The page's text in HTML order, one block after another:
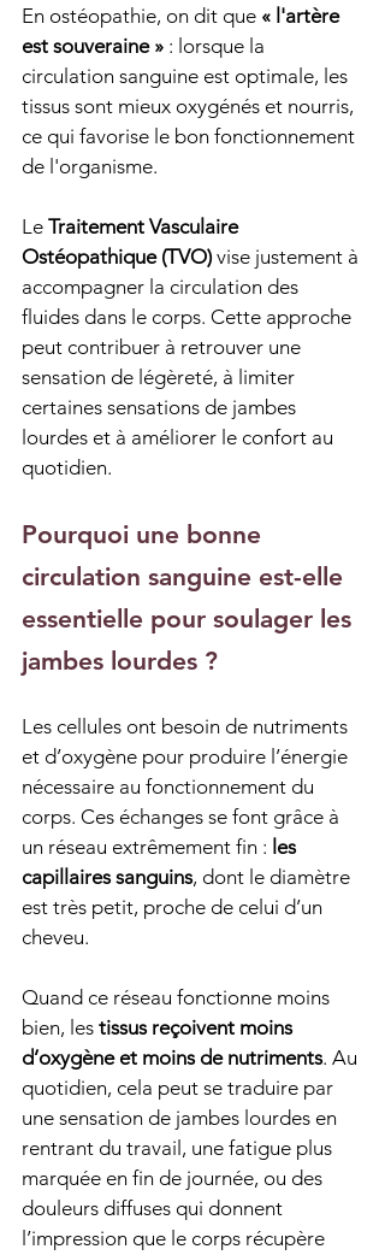
En ostéopathie, on dit que « l'artère
est souveraine » : lorsque la
circulation sanguine est optimale, les
tissus sont mieux oxygénés et nourris,
ce qui favorise le bon fonctionnement
de l'organisme.
Le Traitement Vasculaire
Ostéopathique (TVO) vise justement à
accompagner la circulation des
fluides dans le corps. Cette approche
peut contribuer à retrouver une
sensation de légèreté, à limiter
certaines sensations de jambes
lourdes et à améliorer le confort au
quotidien.
Pourquoi une bonne
circulation sanguine est-elle
essentielle pour soulager les
jambes lourdes ?
Les cellules ont besoin de nutriments
et d’oxygène pour produire l’énergie
nécessaire au fonctionnement du
corps. Ces échanges se font grâce à
un réseau extrêmement fin : les
capillaires sanguins, dont le diamètre
est très petit, proche de celui d’un
cheveu.
Quand ce réseau fonctionne moins
bien, les tissus reçoivent moins
d’oxygène et moins de nutriments. Au
quotidien, cela peut se traduire par
une sensation de jambes lourdes en
rentrant du travail, une fatigue plus
marquée en fin de journée, ou des
douleurs diffuses qui donnent
l’impression que le corps récupère